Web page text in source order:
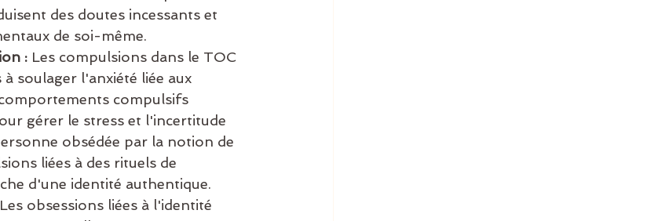
des doutes incessants et
de soi-même.
: Les compulsions dans le TOC
soulager l'anxiété liée aux
compulsifs
gérer le stress et l'incertitude
obsédée par la notion de
liées à des rituels de
d'une identité authentique.
Les obsessions liées à l'identité